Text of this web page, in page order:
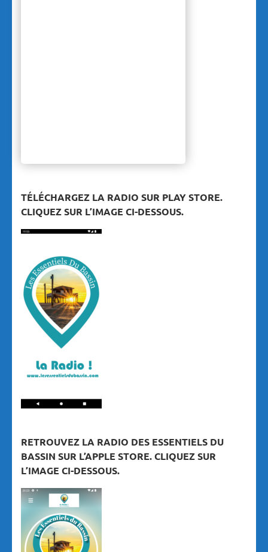
TÉLÉCHARGEZ LA RADIO SUR PLAY STORE.
CLIQUEZ SUR L’IMAGE CI-DESSOUS.
RETROUVEZ LA RADIO DES ESSENTIELS DU
BASSIN SUR L’APPLE STORE. CLIQUEZ SUR
L’IMAGE CI-DESSOUS.